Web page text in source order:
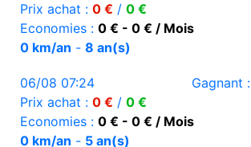
Prix achat : 0 € / 0 €
Economies : 0 € - 0 € / Mois
0 km/an - 8 an(s)
06/08 07:24 Gagnant :
Prix achat : 0 € / 0 €
Economies : 0 € - 0 € / Mois
0 km/an - 5 an(s)